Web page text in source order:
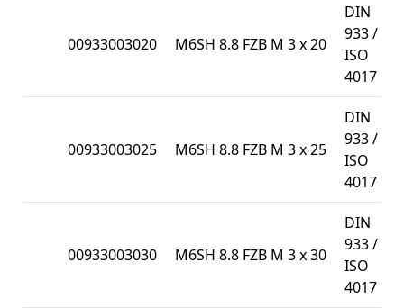
00933003020 M6SH 8.8 FZB M 3 x 20
DIN
933 /
ISO
4017
00933003025 M6SH 8.8 FZB M 3 x 25
DIN
933 /
ISO
4017
00933003030 M6SH 8.8 FZB M 3 x 30
DIN
933 /
ISO
4017